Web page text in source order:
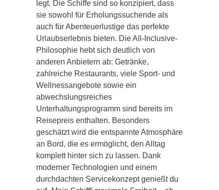
legt. Die Schiffe sind so konzipiert, dass
sie sowohl für Erholungssuchende als
auch für Abenteuerlustige das perfekte
Urlaubserlebnis bieten. Die All-Inclusive-
Philosophie hebt sich deutlich von
anderen Anbietern ab: Getränke,
zahlreiche Restaurants, viele Sport- und
Wellnessangebote sowie ein
abwechslungsreiches
Unterhaltungsprogramm sind bereits im
Reisepreis enthalten. Besonders
geschätzt wird die entspannte Atmosphäre
an Bord, die es ermöglicht, den Alltag
komplett hinter sich zu lassen. Dank
moderner Technologien und einem
durchdachten Servicekonzept genießt du